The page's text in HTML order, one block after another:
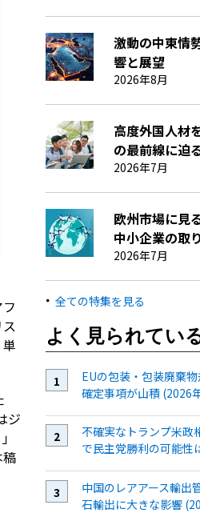
ジ
」
激動の中東情
響と展望
2026年8月
高度外国人材
の最前線に迫
2026年7月
欧州市場に見
中小企業の取
2026年7月
全ての特集を見る
よく見られてい
EUの包装・包装廃棄
確定事項が山積 (2026
不確実なトランプ米政
で民主党勝利の可能性
中国のレアアース輸出
石輸出に大きな影響